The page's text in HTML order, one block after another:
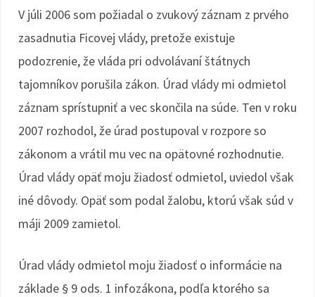
V júli 2006 som požiadal o zvukový záznam z prvého
zasadnutia Ficovej vlády, pretože existuje
podozrenie, že vláda pri odvolávaní štátnych
tajomníkov porušila zákon. Úrad vlády mi odmietol
záznam sprístupniť a vec skončila na súde. Ten v roku
2007 rozhodol, že úrad postupoval v rozpore so
zákonom a vrátil mu vec na opätovné rozhodnutie.
Úrad vlády opäť moju žiadosť odmietol, uviedol však
iné dôvody. Opäť som podal žalobu, ktorú však súd v
máji 2009 zamietol.
Úrad vlády odmietol moju žiadosť o informácie na
základe § 9 ods. 1 infozákona, podľa ktorého sa